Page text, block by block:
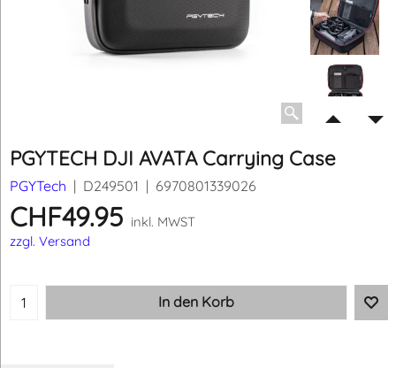
PGYTECH DJI AVATA Carrying Case
PGYTech D249501 6970801339026
CHF49.95 inkl. MWST
zzgl. Versand
In den Korb